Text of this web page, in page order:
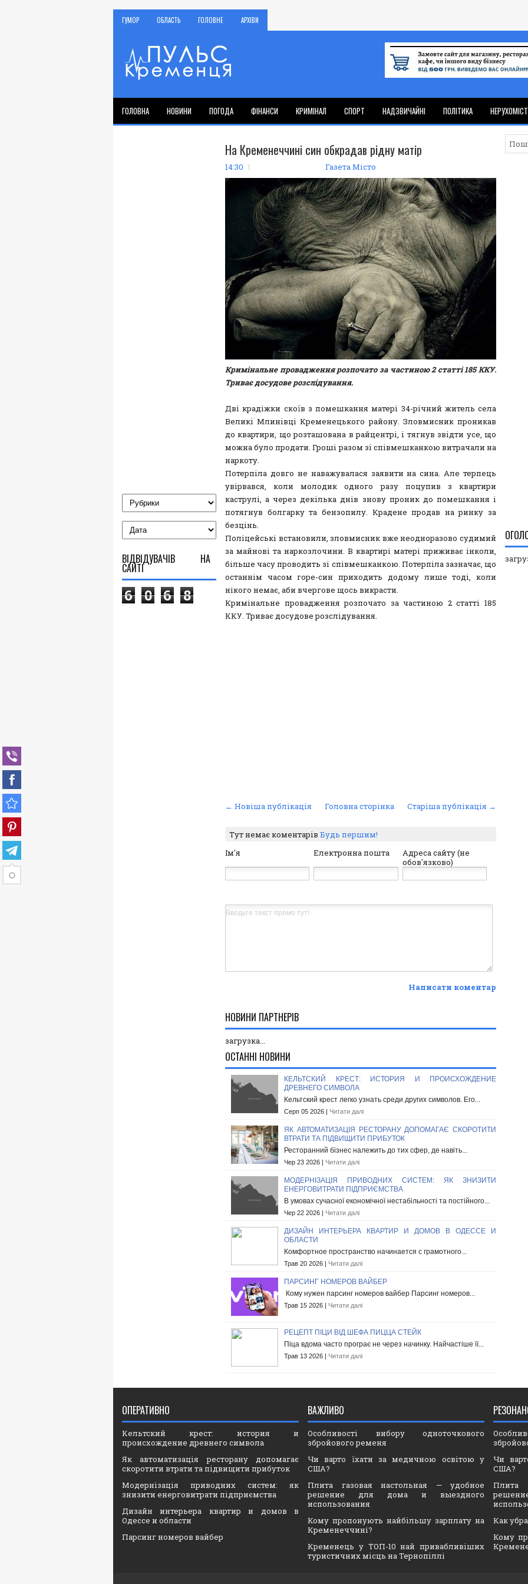
ГУМОР ОБЛАСТЬ ГОЛОВНЕ АРХІВИ
ГОЛОВНА НОВИНИ ПОГОДА ФІНАНСИ КРИМІНАЛ СПОРТ НАДЗВИЧАЙНІ ПОЛІТИКА
На Кременеччині син обкрадав рідну матір
14:30 Газета Місто
Кримінальне провадження розпочато за частиною 2 статті 185 ККУ.
Триває досудове розслідування.
Дві крадіжки скоїв з помешкання матері 34-річний житель села
Великі Млинівці Кременецького району. Зловмисник проникав
до квартири, що розташована в райцентрі, і тягнув звідти усе, що
можна було продати. Гроші разом зі співмешканкою витрачали на
наркоту.
Потерпіла довго не наважувалася заявити на сина. Але терпець
увірвався, коли молодик одного разу поцупив з квартири
каструлі, а через декілька днів знову проник до помешкання і
потягнув болгарку та бензопилу. Крадене продав на ринку за
безцінь.
Поліцейські встановили, зловмисник вже неодноразово судимий
за майнові та наркозлочини. В квартирі матері приживає інколи,
більше часу проводить зі співмешканкою. Потерпіла зазначає, що
останнім часом горе-син приходить додому лише тоді, коли
нікого немає, аби вчергове щось викрасти.
Кримінальне провадження розпочато за частиною 2 статті 185
ККУ. Триває досудове розслідування.
← Новіша публікація Старіша публікація →
Головна сторінка
Тут немає коментарів Будь першим!
Ім'я
Електронна пошта
Адреса сайту (не
обов'язково)
Написати коментар
НОВИНИ ПАРТНЕРІВ
загрузка...
ОСТАННІ НОВИНИ
КЕЛЬТСКИЙ КРЕСТ: ИСТОРИЯ И ПРОИСХОЖДЕНИЕ
ДРЕВНЕГО СИМВОЛА
Кельтский крест легко узнать среди других символов. Его...
Серп 05 2026 | Читати далі
ЯК АВТОМАТИЗАЦІЯ РЕСТОРАНУ ДОПОМАГАЄ СКОРОТИТИ
ВТРАТИ ТА ПІДВИЩИТИ ПРИБУТОК
Ресторанний бізнес належить до тих сфер, де навіть...
Чер 23 2026 | Читати далі
МОДЕРНІЗАЦІЯ ПРИВОДНИХ СИСТЕМ: ЯК ЗНИЗИТИ
ЕНЕРГОВИТРАТИ ПІДПРИЄМСТВА
В умовах сучасної економічної нестабільності та постійного...
Чер 22 2026 | Читати далі
ДИЗАЙН ИНТЕРЬЕРА КВАРТИР И ДОМОВ В ОДЕССЕ И
ОБЛАСТИ
Комфортное пространство начинается с грамотного...
Трав 20 2026 | Читати далі
ПАРСИНГ НОМЕРОВ ВАЙБЕР
Кому нужен парсинг номеров вайбер Парсинг номеров...
Трав 15 2026 | Читати далі
РЕЦЕПТ ПІЦИ ВІД ШЕФА ПИЦЦА СТЕЙК
Піца вдома часто програє не через начинку. Найчастіше її...
Трав 13 2026 | Читати далі
ВІДВІДУВАЧІВ НА
САЙТІ
6 0 6 8
ОПЕРАТИВНО
Кельтский крест: история и
происхождение древнего символа
Як автоматизація ресторану допомагає
скоротити втрати та підвищити прибуток
Модернізація приводних систем: як
знизити енерговитрати підприємства
Дизайн интерьера квартир и домов в
Одессе и области
Парсинг номеров вайбер
ВАЖЛИВО
Особливості вибору одноточкового
збройового ременя
Чи варто їхати за медичною освітою у
США?
Плита газовая настольная — удобное
решение для дома и выездного
использования
Кому пропонують найбільшу зарплату на
Кременеччині?
Кременець у ТОП-10 най привабливіших
туристичних місць на Тернопіллі
Чи
США?
Плита
Как
Кому